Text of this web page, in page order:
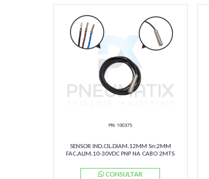
SENSOR IND.CIL.DIAM.12MM Sn:2MM
FAC.ALIM.10-30VDC PNP NA CABO 2MTS
PEPPERL
CONSULTAR